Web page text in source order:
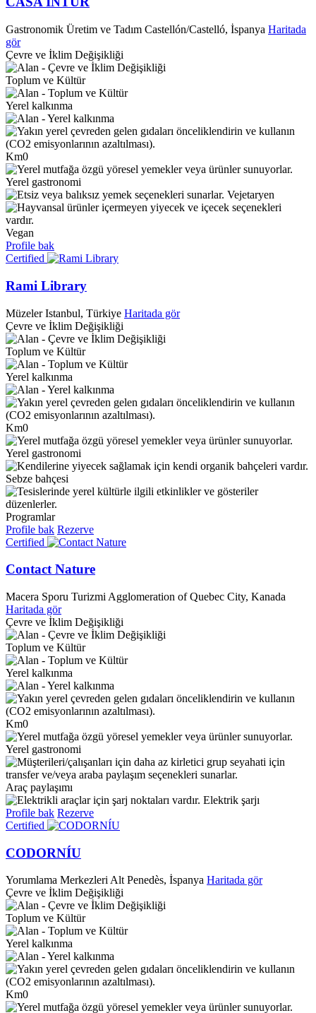
Gastronomik Üretim ve Tadım Castellón/Castelló, İspanya Haritada
gör
Çevre ve İklim Değişikliği
Toplum ve Kültür
Yerel kalkınma
Km0
Yerel gastronomi
Vejetaryen
Vegan
Profile bak
Certified
Rami Library
Müzeler Istanbul, Türkiye Haritada gör
Çevre ve İklim Değişikliği
Toplum ve Kültür
Yerel kalkınma
Km0
Yerel gastronomi
Sebze bahçesi
Programlar
Profile bak Rezerve
Certified
Contact Nature
Macera Sporu Turizmi Agglomeration of Quebec City, Kanada
Haritada gör
Çevre ve İklim Değişikliği
Toplum ve Kültür
Yerel kalkınma
Km0
Yerel gastronomi
Araç paylaşımı
Elektrik şarjı
Profile bak Rezerve
Certified
CODORNÍU
Yorumlama MerkezleriAlt Penedès, İspanya Haritada gör
Çevre ve İklim Değişikliği
Toplum ve Kültür
Yerel kalkınma
Km0